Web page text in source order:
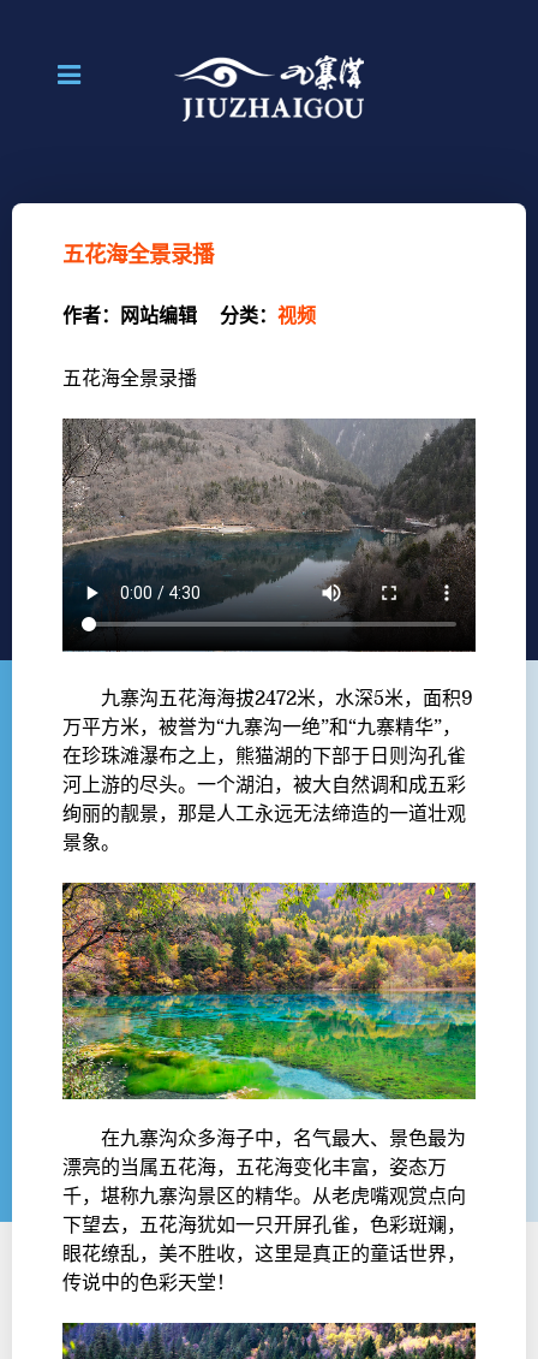
五花海全景录播
作者： 网站编辑 分类： 视频
五花海全景录播
九寨沟五花海海拔2472米，水深5米，面积9
万平方米，被誉为“九寨沟一绝”和“九寨精华”，
在珍珠滩瀑布之上，熊猫湖的下部于日则沟孔雀
河上游的尽头。一个湖泊，被大自然调和成五彩
绚丽的靓景，那是人工永远无法缔造的一道壮观
景象。
在九寨沟众多海子中，名气最大、景色最为
漂亮的当属五花海，五花海变化丰富，姿态万
千，堪称九寨沟景区的精华。从老虎嘴观赏点向
下望去，五花海犹如一只开屏孔雀，色彩斑斓，
眼花缭乱，美不胜收，这里是真正的童话世界，
传说中的色彩天堂！